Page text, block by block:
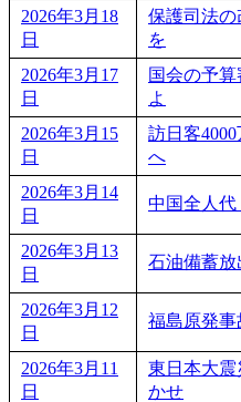
2026年3月18
日
保護司法
を
2026年3月17
日
国会の予
よ
2026年3月15
日
訪日客
へ
2026年3月14
日
中国全人
2026年3月13
日
石油備蓄
2026年3月12
日
福島原発
2026年3月11
日
東日本大
かせ